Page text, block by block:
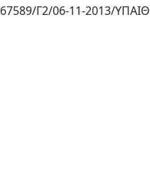
Γ2/06-11-2013/ΥΠΑΙΘ